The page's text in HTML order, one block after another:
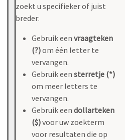
zoekt u specifieker of juist
breder:
Gebruik een vraagteken
(?)om één letter te
vervangen.
Gebruik een sterretje (*)
om meer letters te
vervangen.
Gebruik een dollarteken
($)voor uw zoekterm
voor resultaten die op